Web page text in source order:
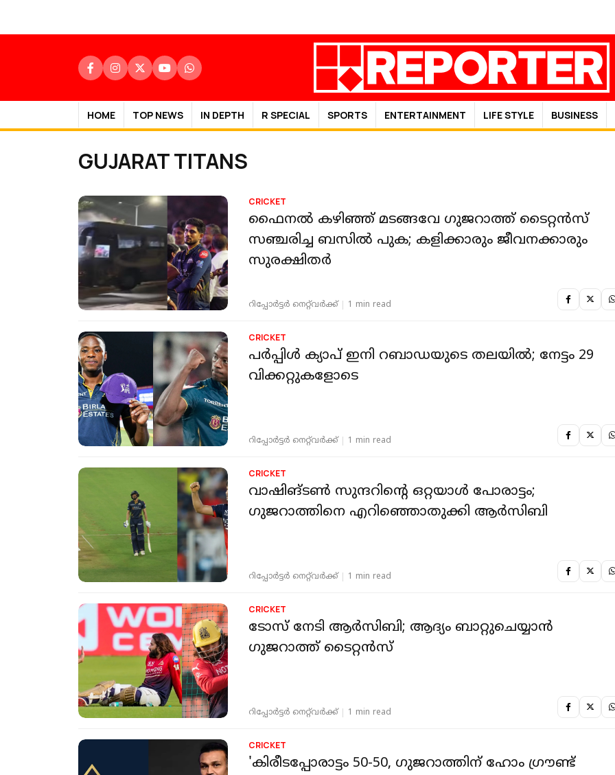
HOME TOP NEWS IN DEPTH R SPECIAL SPORTS ENTERTAINMENT LIFE STYLE BUSINESS
GUJARAT TITANS
CRICKET
ഫൈനൽ കഴിഞ്ഞ് മടങ്ങവേ ഗുജറാത്ത് ടൈറ്റന്‍സ്
സഞ്ചരിച്ച ബസിൽ പുക; കളിക്കാരും ജീവനക്കാരും
സുരക്ഷിതര്‍
റിപ്പോർട്ടർ നെറ്റ്‌വര്‍ക്ക്‌ 1 min read
CRICKET
പർപ്പിൾ ക്യാപ് ഇനി റബാഡയുടെ തലയിൽ; നേട്ടം 29
വിക്കറ്റുകളോടെ
റിപ്പോർട്ടർ നെറ്റ്‌വര്‍ക്ക്‌ 1 min read
CRICKET
വാഷിങ്ടണ്‍ സുന്ദറിന്റെ ഒറ്റയാൾ പോരാട്ടം;
ഗുജറാത്തിനെ എറിഞ്ഞൊതുക്കി ആര്‍സിബി
റിപ്പോർട്ടർ നെറ്റ്‌വര്‍ക്ക്‌ 1 min read
CRICKET
ടോസ് നേടി ആര്‍സിബി; ആദ്യം ബാറ്റുചെയ്യാന്‍
ഗുജറാത്ത് ടൈറ്റന്‍സ്
റിപ്പോർട്ടർ നെറ്റ്‌വര്‍ക്ക്‌ 1 min read
CRICKET
'കിരീടപ്പോരാട്ടം 50-50, ഗുജറാത്തിന് ഹോം ഗ്രൗണ്ട്